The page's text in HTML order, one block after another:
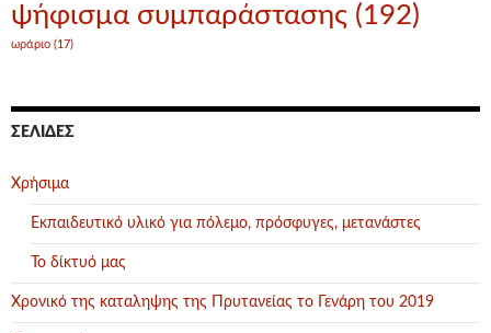
ψήφισμα συμπαράστασης (192)
ωράριο (17)
ΣΕΛΊΔΕΣ
Χρήσιμα
Εκπαιδευτικό υλικό για πόλεμο, πρόσφυγες, μετανάστες
Το δίκτυό μας
Χρονικό της καταληψης της Πρυτανείας το Γενάρη του 2019